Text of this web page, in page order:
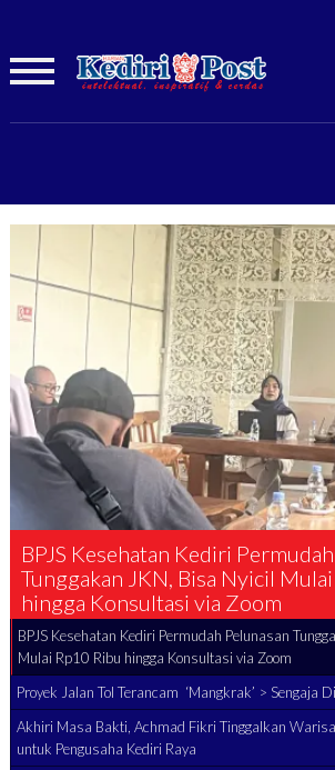
Pelunasan
Rp10 Ribu
Proyek Jalan
Dihambat ?
BPJS Kesehatan Kediri Permudah Pelunasan
Mulai Rp10 Ribu hingga Konsultasi via Zoom
Proyek Jalan Tol Terancam ‘Mangkrak’ > Sengaja
Akhiri Masa Bakti, Achmad Fikri Tinggalkan
untuk Pengusaha Kediri Raya
Belasan Ketua RT di Desa Duwet Diberhentikan,